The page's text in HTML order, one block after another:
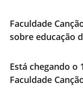
Faculdade
sobre educação
Está chegando o
Faculdade